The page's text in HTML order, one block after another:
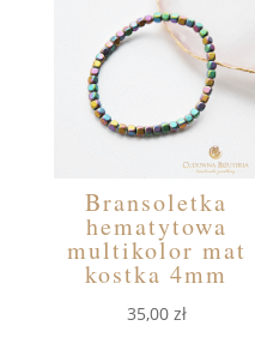
Bransoletka
hematytowa
multikolor mat
kostka 4mm
35,00 zł